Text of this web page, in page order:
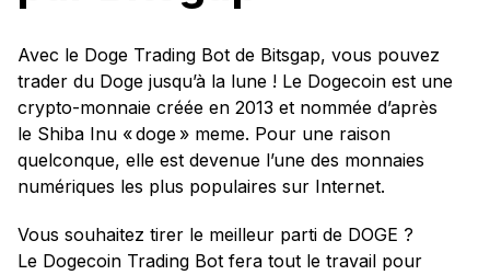
Avec le Doge Trading Bot de Bitsgap, vous pouvez
trader du Doge jusqu’à la lune ! Le Dogecoin est une
crypto-monnaie créée en 2013 et nommée d’après
le Shiba Inu « doge » meme. Pour une raison
quelconque, elle est devenue l’une des monnaies
numériques les plus populaires sur Internet.
Vous souhaitez tirer le meilleur parti de DOGE ?
Le Dogecoin Trading Bot fera tout le travail pour